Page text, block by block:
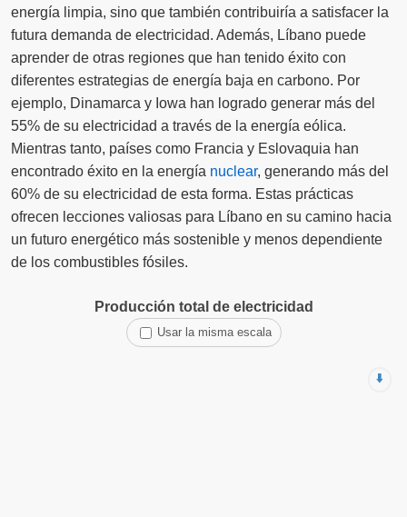
energía limpia, sino que también contribuiría a satisfacer la
futura demanda de electricidad. Además, Líbano puede
aprender de otras regiones que han tenido éxito con
diferentes estrategias de energía baja en carbono. Por
ejemplo, Dinamarca y Iowa han logrado generar más del
55% de su electricidad a través de la energía eólica.
Mientras tanto, países como Francia y Eslovaquia han
encontrado éxito en la energía nuclear, generando más del
60% de su electricidad de esta forma. Estas prácticas
ofrecen lecciones valiosas para Líbano en su camino hacia
un futuro energético más sostenible y menos dependiente
de los combustibles fósiles.
Producción total de electricidad
Usar la misma escala
⬇️